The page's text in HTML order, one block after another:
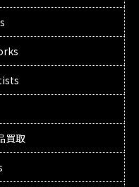
買取